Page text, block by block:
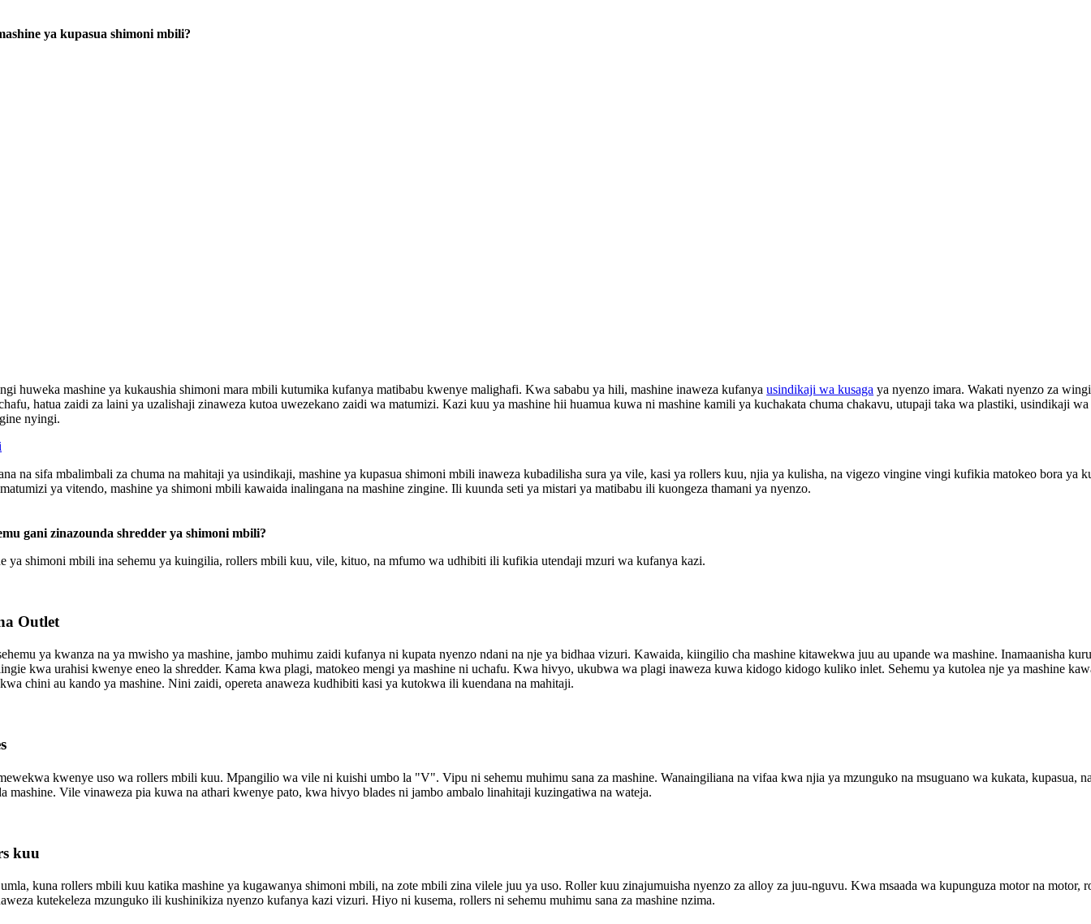
ya kupasua shimoni mbili?
huweka mashine ya kukaushia shimoni mara mbili kutumika kufanya matibabu kwenye malighafi. Kwa sababu ya hili, mashine inaweza kufanyausindikaji wa kusaga ya nyenzo imara. Wakati nyenzo za
hatua zaidi za laini ya uzalishaji zinaweza kutoa uwezekano zaidi wa matumizi. Kazi kuu ya mashine hii huamua kuwa ni mashine kamili ya kuchakata chuma chakavu, utupaji taka wa plastiki, usindikaji wa
nyingi.
na sifa mbalimbali za chuma na mahitaji ya usindikaji, mashine ya kupasua shimoni mbili inaweza kubadilisha sura ya vile, kasi ya rollers kuu, njia ya kulisha, na vigezo vingine vingi kufikia matokeo bora ya
ya vitendo, mashine ya shimoni mbili kawaida inalingana na mashine zingine. Ili kuunda seti ya mistari ya matibabu ili kuongeza thamani ya nyenzo.
gani zinazounda shredder ya shimoni mbili?
ya shimoni mbili ina sehemu ya kuingilia, rollers mbili kuu, vile, kituo, na mfumo wa udhibiti ili kufikia utendaji mzuri wa kufanya kazi.
Outlet
ya kwanza na ya mwisho ya mashine, jambo muhimu zaidi kufanya ni kupata nyenzo ndani na nje ya bidhaa vizuri. Kawaida, kiingilio cha mashine kitawekwa juu au upande wa mashine. Inamaanisha
kwa urahisi kwenye eneo la shredder. Kama kwa plagi, matokeo mengi ya mashine ni uchafu. Kwa hivyo, ukubwa wa plagi inaweza kuwa kidogo kidogo kuliko inlet. Sehemu ya kutolea nje ya mashine
chini au kando ya mashine. Nini zaidi, opereta anaweza kudhibiti kasi ya kutokwa ili kuendana na mahitaji.
kwenye uso wa rollers mbili kuu. Mpangilio wa vile ni kuishi umbo la "V". Vipu ni sehemu muhimu sana za mashine. Wanaingiliana na vifaa kwa njia ya mzunguko na msuguano wa kukata, kupasua,
mashine. Vile vinaweza pia kuwa na athari kwenye pato, kwa hivyo blades ni jambo ambalo linahitaji kuzingatiwa na wateja.
kuu
kuna rollers mbili kuu katika mashine ya kugawanya shimoni mbili, na zote mbili zina vilele juu ya uso. Roller kuu zinajumuisha nyenzo za alloy za juu-nguvu. Kwa msaada wa kupunguza motor na motor,
kutekeleza mzunguko ili kushinikiza nyenzo kufanya kazi vizuri. Hiyo ni kusema, rollers ni sehemu muhimu sana za mashine nzima.